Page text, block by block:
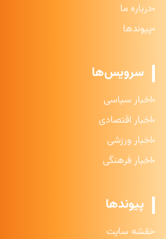
درباره ما
پیوندها
سرویس‌ها
اخبار سیاسی
اخبار اقتصادی
اخبار ورزشی
اخبار فرهنگی
پیوندها
نقشه سایت